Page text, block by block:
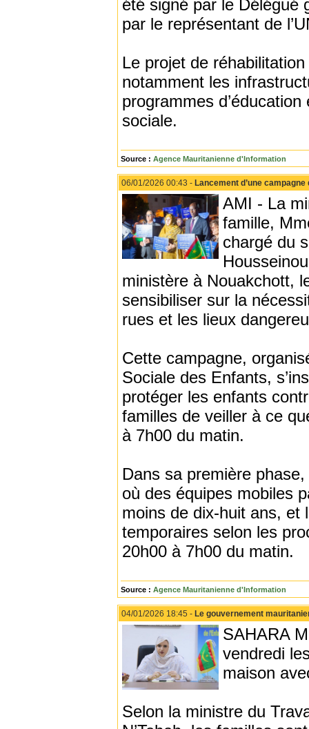
été signé par le Délégué
par le représentant de
Le projet de
notamment les
programmes
sociale.
Source : Agence Mauritanienne d'Information
06/01/2026 00:43 - Lancement d’une
AMI - La
famille,
chargé du
ministère à Nouakchott,
sensibiliser sur la
rues et les lieux
Cette campagne,
Sociale des Enfants,
protéger les enfants
familles de veiller à ce
à 7h00 du matin.
Dans sa première
où des équipes mobiles
moins de dix-huit ans, et
temporaires selon les
20h00 à 7h00 du matin.
Source : Agence Mauritanienne d'Information
04/01/2026 18:45 - Le gouvernement
SAHARA
vendredi
maison
Selon la ministre du